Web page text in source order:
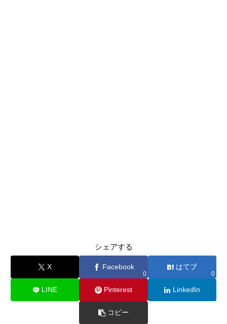
シェアする
X Facebook
0
はてブ
0
LINE Pinterest LinkedIn
コピー